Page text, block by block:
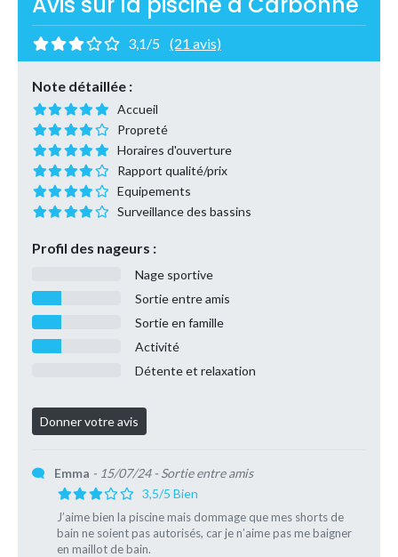
3,1/5 (21 avis)
Note détaillée :
Accueil
Propreté
Horaires d'ouverture
Rapport qualité/prix
Equipements
Surveillance des bassins
Profil des nageurs :
Nage sportive
Sortie entre amis
Sortie en famille
Activité
Détente et relaxation
Emma - 15/07/24- Sortie entre amis
3,5/5 Bien
J’aime bien la piscine mais dommage que mes shorts de
bain ne soient pas autorisés, car je n’aime pas me baigner
en maillot de bain.